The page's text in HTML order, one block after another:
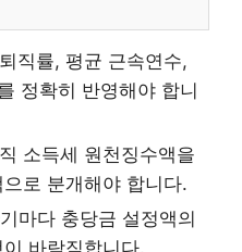
퇴직률, 평균 근속연수,
정확히 반영해야 합니
소득세 원천징수액을
로 분개해야 합니다.
마다 충당금 설정액의
바람직합니다.